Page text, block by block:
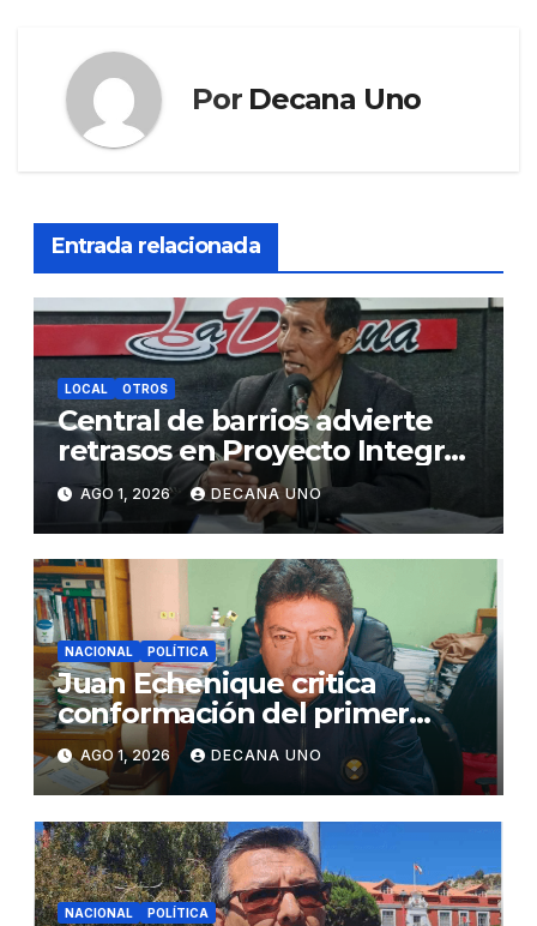
Por Decana Uno
Entrada relacionada
LOCAL OTROS
Central de barrios advierte
retrasos en Proyecto Integral
de Agua y Alcantarillado para
Juliaca
AGO 1, 2026 DECANA UNO
NACIONAL POLÍTICA
Juan Echenique critica
conformación del primer
gabinete ministerial de Keiko
Fujimori
AGO 1, 2026 DECANA UNO
NACIONAL POLÍTICA